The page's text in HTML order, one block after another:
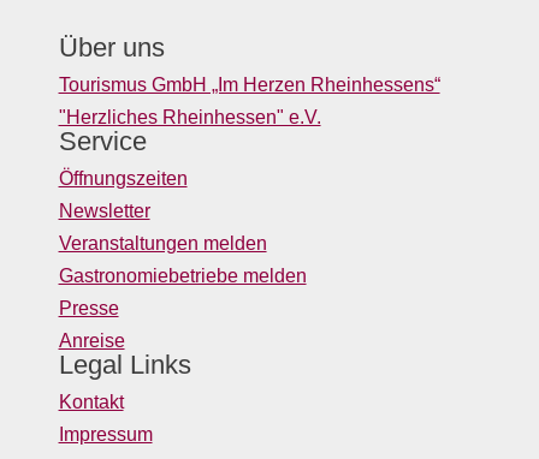
Über uns
Tourismus GmbH „Im Herzen Rheinhessens“
"Herzliches Rheinhessen" e.V.
Service
Öffnungszeiten
Newsletter
Veranstaltungen melden
Gastronomiebetriebe melden
Presse
Anreise
Legal Links
Kontakt
Impressum